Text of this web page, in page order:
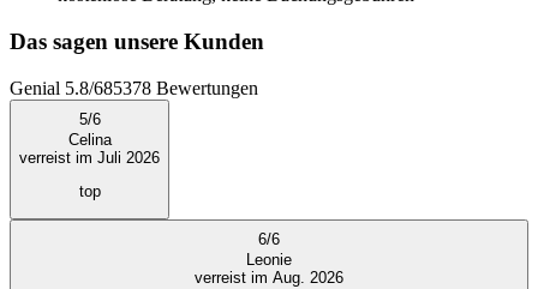
Das sagen unsere Kunden
Genial 5.8/685378 Bewertungen
5/6
Celina
verreist im Juli 2026
top
6/6
Leonie
verreist im Aug. 2026